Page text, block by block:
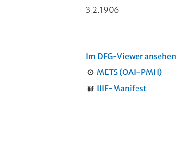
3.2.1906
Im DFG-Viewer ansehen
METS (OAI-PMH)
IIIF-Manifest